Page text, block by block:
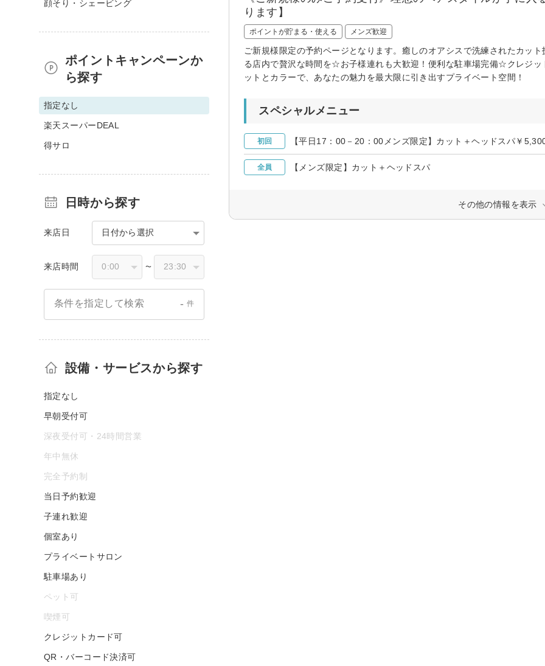
ります】
ポイントが貯まる・使える メンズ歓迎
ご新規様限定の予約ページとなります。癒しのオアシスで洗練されたカッ
る店内で贅沢な時間を☆お子様連れも大歓迎！便利な駐車場完備☆クレジ
ットとカラーで、あなたの魅力を最大限に引き出すプライベート空間！
スペシャルメニュー
初回 【平日17：00－20：00メンズ限定】カット＋ヘッドスパ￥
全員 【メンズ限定】カット＋ヘッドスパ
その他の情報を表示
顔そり・シェービング
ポイントキャンペーンか
ら探す
指定なし
楽天スーパーDEAL
得サロ
日時から探す
来店日 日付から選択
来店時間 〜
条件を指定して検索 - 件
設備・サービスから探す
指定なし
早朝受付可
深夜受付可・24時間営業
年中無休
完全予約制
当日予約歓迎
子連れ歓迎
個室あり
プライベートサロン
駐車場あり
ペット可
喫煙可
クレジットカード可
QR・バーコード決済可